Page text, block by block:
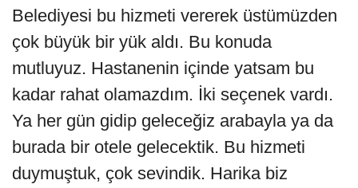
Belediyesi bu hizmeti vererek üstümüzden
çok büyük bir yük aldı. Bu konuda
mutluyuz. Hastanenin içinde yatsam bu
kadar rahat olamazdım. İki seçenek vardı.
Ya her gün gidip geleceğiz arabayla ya da
burada bir otele gelecektik. Bu hizmeti
duymuştuk, çok sevindik. Harika biz